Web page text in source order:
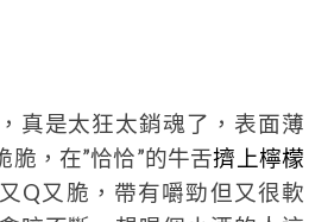
真是太狂太銷魂了，表面薄
脆，在”恰恰”的牛舌擠上檸檬
Q又脆，帶有嚼勁但又很軟